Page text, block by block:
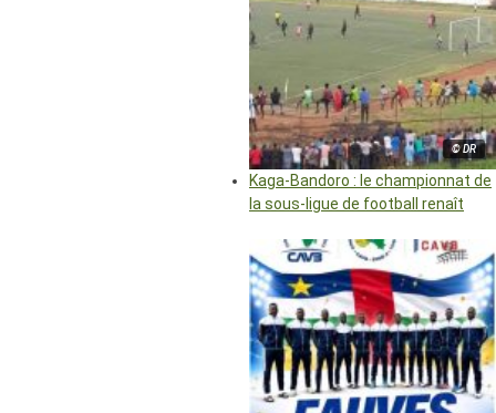
© DR
Kaga-Bandoro : le championnat de
la sous-ligue de football renaît